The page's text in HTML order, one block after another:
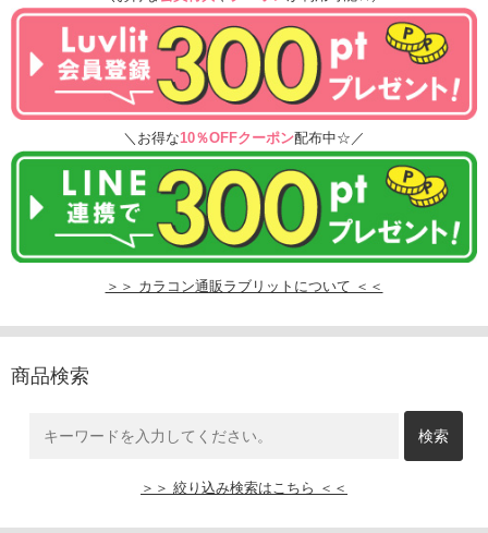
＼お得な10％OFFクーポン配布中☆／
＞＞ カラコン通販ラブリットについて ＜＜
商品検索
＞＞ 絞り込み検索はこちら ＜＜